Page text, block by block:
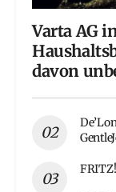
Varta AG
davon